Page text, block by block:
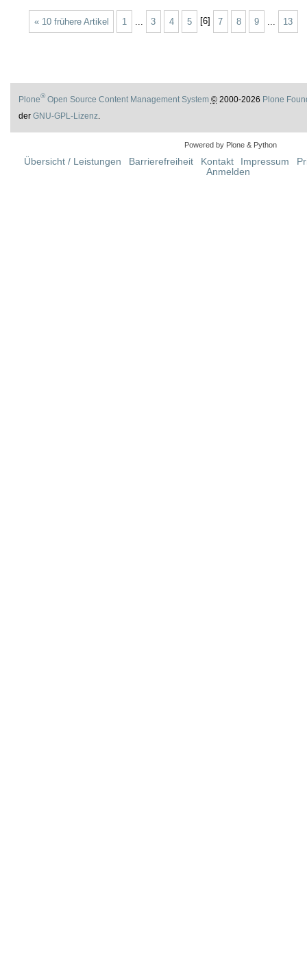
« 10 frühere Artikel 1 3 4 5 [6] 7 8 9 13
Plone®Open Source Content Management System ©2000-2026 Plone
der GNU-GPL-Lizenz.
Powered by Plone & Python
Übersicht / Leistungen Barrierefreiheit Kontakt Impressum
Anmelden